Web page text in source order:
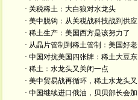
· 关税稀土：大白狼对水龙头
· 美中脱钩：从关税战科技战到供应
· 稀土生产：美国西方是该努力了
· 从晶片管制到稀土管制：美国好老
· 中国对抗美国四张牌：稀土大豆东
· 稀土：水龙头又关闭一点
· 美中贸易战再循环，稀土水龙头又
· 中国继续进口俄油，贝贝部长会加